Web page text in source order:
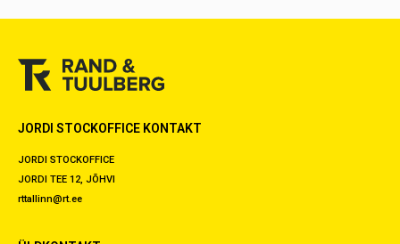
JORDI STOCKOFFICE KONTAKT
JORDI STOCKOFFICE
JORDI TEE 12, JÕHVI
rttallinn@rt.ee